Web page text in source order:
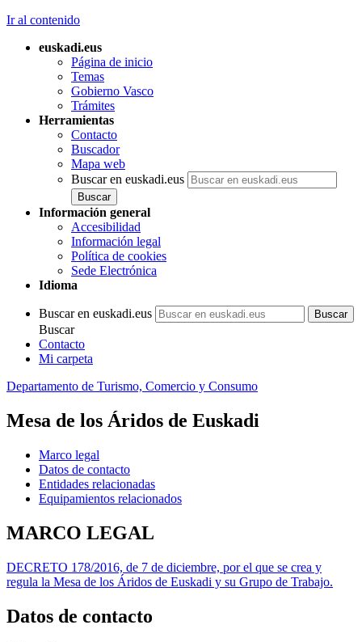
Ir al contenido
euskadi.eus
Página de inicio
Temas
Gobierno Vasco
Trámites
Herramientas
Contacto
Buscador
Mapa web
Buscar en euskadi.eus
Información general
Accesibilidad
Información legal
Política de cookies
Sede Electrónica
Idioma
Buscar en euskadi.eus
Buscar
Contacto
Mi carpeta
Departamento de Turismo, Comercio y Consumo
Mesa de los Áridos de Euskadi
Marco legal
Datos de contacto
Entidades relacionadas
Equipamientos relacionados
MARCO LEGAL
DECRETO 178/2016, de 7 de diciembre, por el que se crea y
regula la Mesa de los Áridos de Euskadi y su Grupo de Trabajo.
Datos de contacto